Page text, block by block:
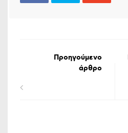
Προηγούμενο
άρθρο